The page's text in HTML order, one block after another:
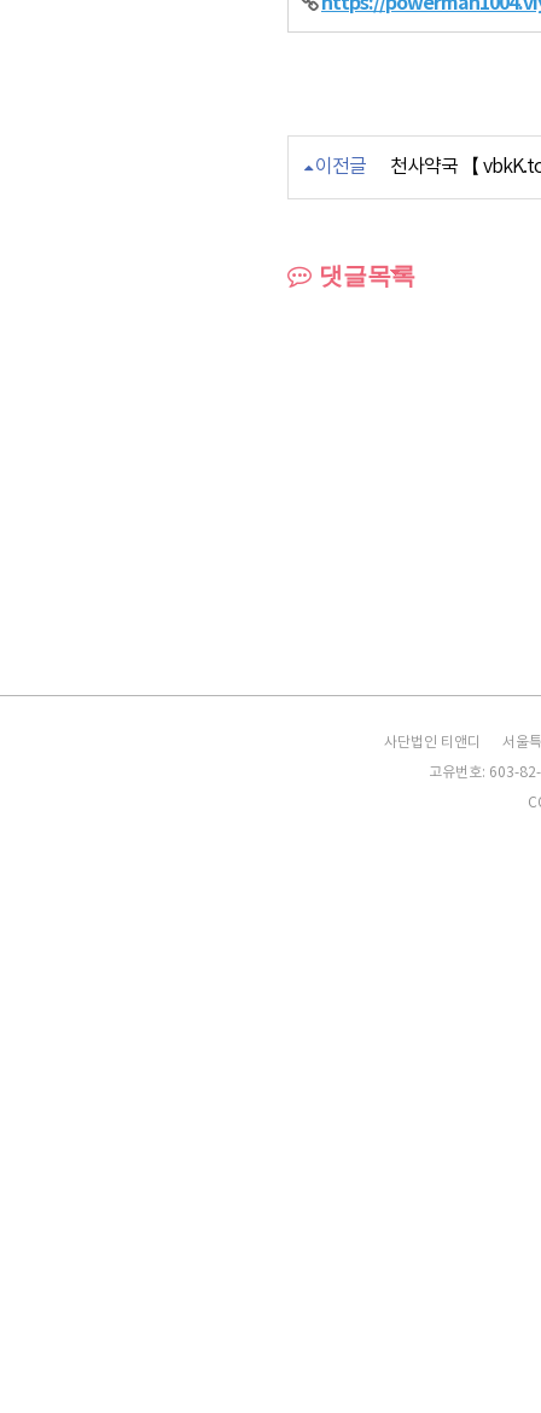
이전글 천사약국 【
댓글목록
사단법인 티앤디
서울
고유번호: 603-